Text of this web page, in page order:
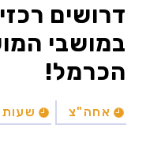
דרושים
במושבי
הכרמל!
אחה"צ